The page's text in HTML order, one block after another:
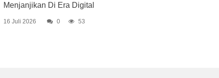
Menjanjikan Di Era Digital
16 Juli 2026 0 53